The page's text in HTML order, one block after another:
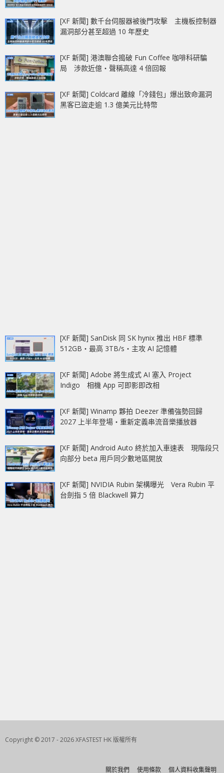
[XF 新聞] 數千台伺服器被後門攻擊 主機板控制器
漏洞部分甚至超過 10 年歷史
[XF 新聞] 港澳聯合搗破 Fun Coffee 咖啡科研騙
局 涉款近億‧聲稱高達 4 倍回報
[XF 新聞] Coldcard 離線「冷錢包」爆出致命漏洞
黑客已盜走逾 1.3 億美元比特幣
[XF 新聞] SanDisk 同 SK hynix 推出 HBF 標準
512GB‧最高 3TB/s‧主攻 AI 記憶體
[XF 新聞] Adobe 將生成式 AI 塞入 Project
Indigo 相機 App 可即影即改相
[XF 新聞] Winamp 夥拍 Deezer 準備強勢回歸
2027 上半年登場‧重新定義串流音樂播放器
[XF 新聞] Android Auto 終於加入車速表 現階段只
向部分 beta 用戶同少數地區開放
[XF 新聞] NVIDIA Rubin 架構曝光 Vera Rubin 平
台劍指 5 倍 Blackwell 算力
Copyright © 2017 - 2026 XFASTEST HK 版權所有
關於我們 使用條款 個人資料收集聲明